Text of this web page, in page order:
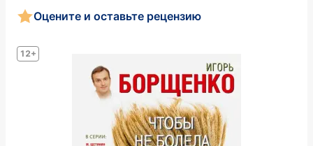
12+
Оцените и оставьте рецензию